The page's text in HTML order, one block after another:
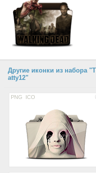
Другие иконки из набора
atty12"
PNG ICO